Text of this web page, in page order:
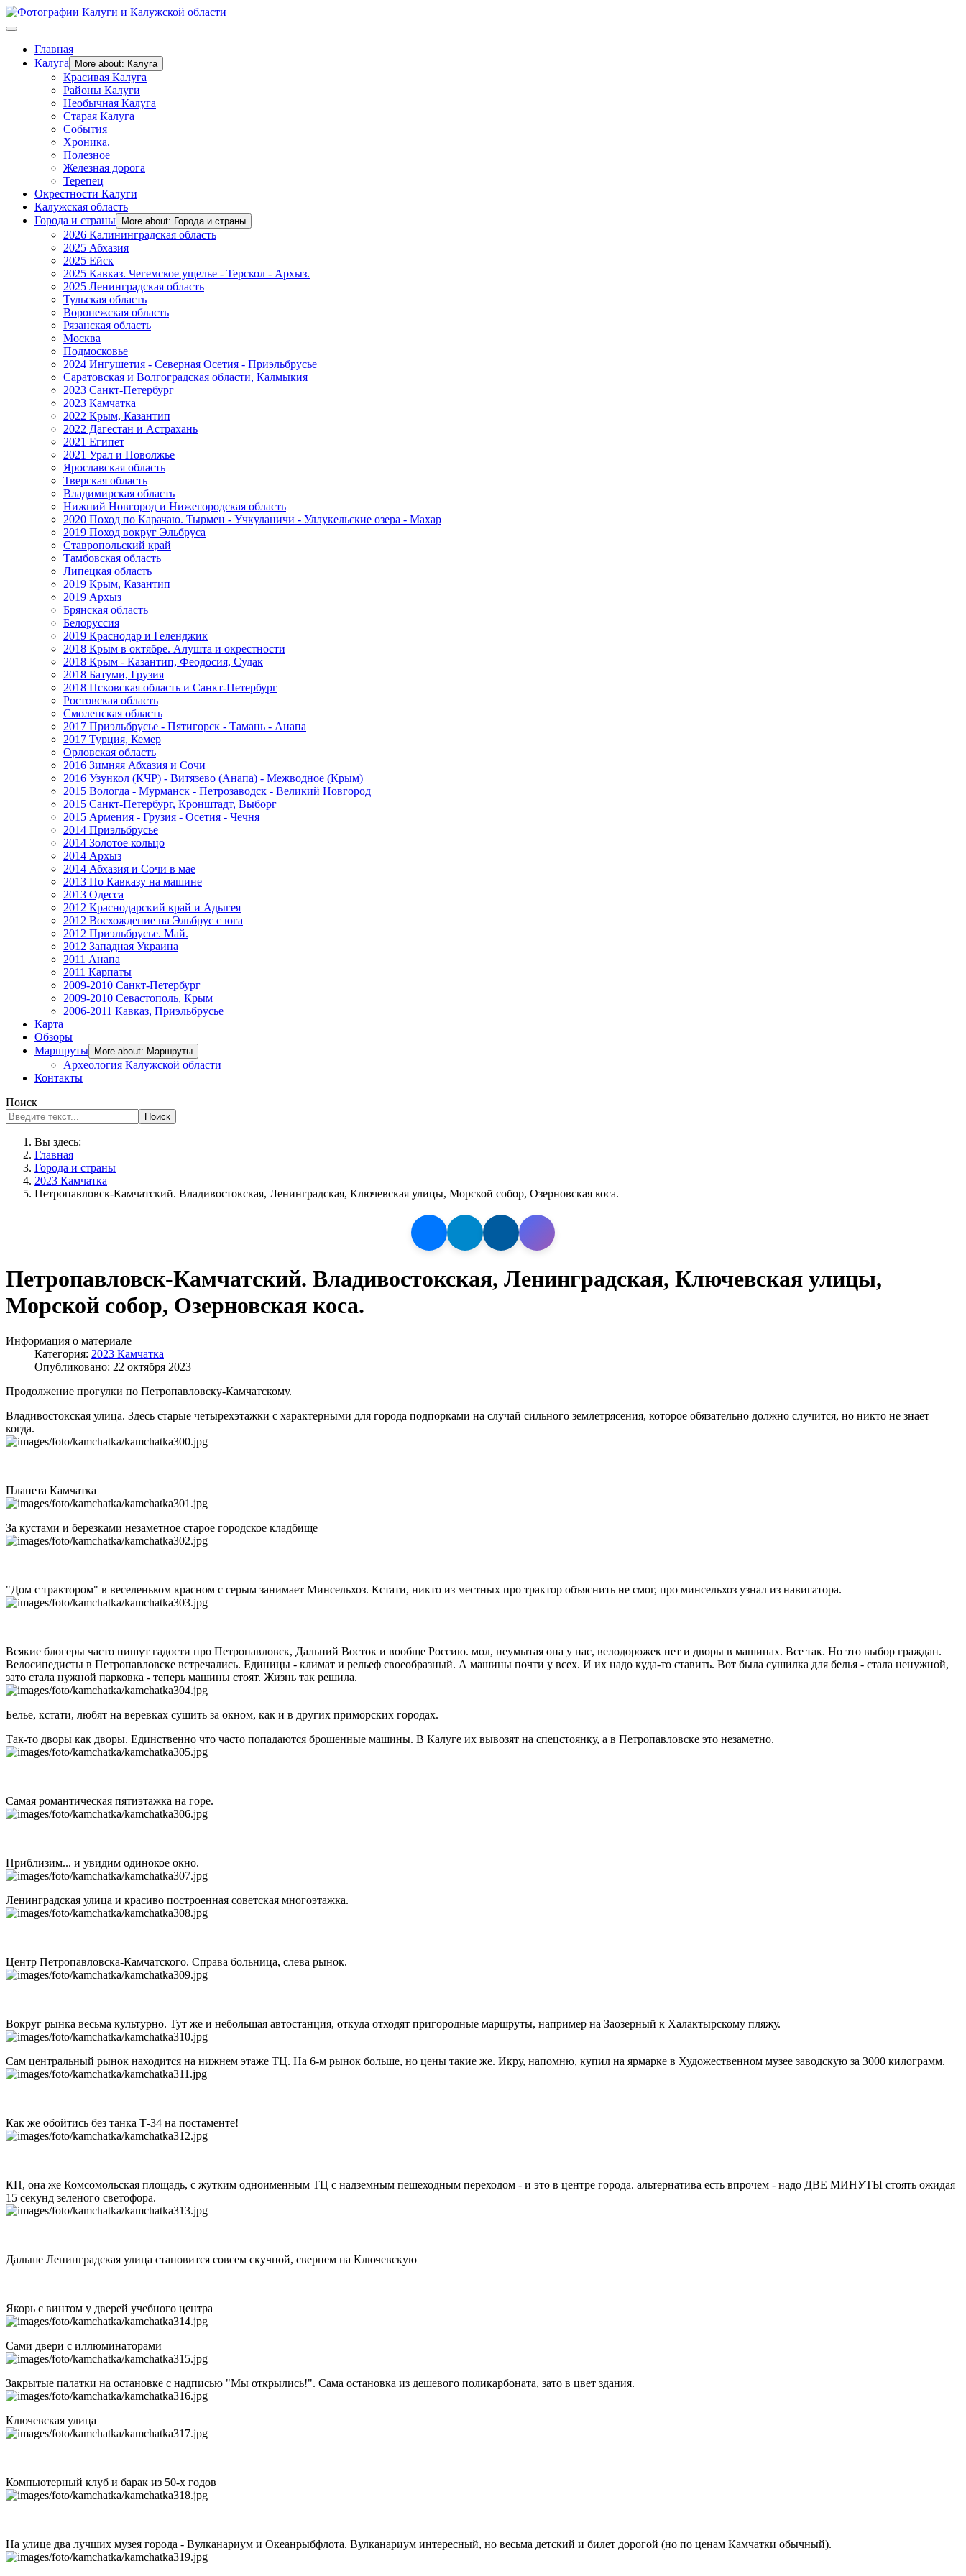
Главная
Калуга
More about: Калуга
Красивая Калуга
Районы Калуги
Необычная Калуга
Старая Калуга
События
Хроника.
Полезное
Железная дорога
Терепец
Окрестности Калуги
Калужская область
Города и страны
More about: Города и страны
2026 Калининградская область
2025 Абхазия
2025 Ейск
2025 Кавказ. Чегемское ущелье - Терскол - Архыз.
2025 Ленинградская область
Тульская область
Воронежская область
Рязанская область
Москва
Подмосковье
2024 Ингушетия - Северная Осетия - Приэльбрусье
Саратовская и Волгоградская области, Калмыкия
2023 Санкт-Петербург
2023 Камчатка
2022 Крым, Казантип
2022 Дагестан и Астрахань
2021 Египет
2021 Урал и Поволжье
Ярославская область
Тверская область
Владимирская область
Нижний Новгород и Нижегородская область
2020 Поход по Карачаю. Тырмен - Учкуланичи - Уллукельские озера - Махар
2019 Поход вокруг Эльбруса
Ставропольский край
Тамбовская область
Липецкая область
2019 Крым, Казантип
2019 Архыз
Брянская область
Белоруссия
2019 Краснодар и Геленджик
2018 Крым в октябре. Алушта и окрестности
2018 Крым - Казантип, Феодосия, Судак
2018 Батуми, Грузия
2018 Псковская область и Санкт-Петербург
Ростовская область
Смоленская область
2017 Приэльбрусье - Пятигорск - Тамань - Анапа
2017 Турция, Кемер
Орловская область
2016 Зимняя Абхазия и Сочи
2016 Узункол (КЧР) - Витязево (Анапа) - Межводное (Крым)
2015 Вологда - Мурманск - Петрозаводск - Великий Новгород
2015 Санкт-Петербург, Кронштадт, Выборг
2015 Армения - Грузия - Осетия - Чечня
2014 Приэльбрусье
2014 Золотое кольцо
2014 Архыз
2014 Абхазия и Сочи в мае
2013 По Кавказу на машине
2013 Одесса
2012 Краснодарский край и Адыгея
2012 Восхождение на Эльбрус с юга
2012 Приэльбрусье. Май.
2012 Западная Украина
2011 Анапа
2011 Карпаты
2009-2010 Санкт-Петербург
2009-2010 Севастополь, Крым
2006-2011 Кавказ, Приэльбрусье
Карта
Обзоры
Маршруты
More about: Маршруты
Археология Калужской области
Контакты
Поиск
Поиск
Вы здесь:
Главная
Города и страны
2023 Камчатка
Петропавловск-Камчатский. Владивостокская, Ленинградская, Ключевская улицы, Морской собор, Озерновская коса.
Петропавловск-Камчатский. Владивостокская, Ленинградская, Ключевская улицы,
Морской собор, Озерновская коса.
Информация о материале
Категория: 2023 Камчатка
Опубликовано: 22 октября 2023
Продолжение прогулки по Петропавловску-Камчатскому.
Владивостокская улица. Здесь старые четырехэтажки с характерными для города подпорками на случай сильного землетрясения, которое обязательно должно случится, но никто не знает
когда.
Планета Камчатка
За кустами и березками незаметное старое городское кладбище
"Дом с трактором" в веселеньком красном с серым занимает Минсельхоз. Кстати, никто из местных про трактор объяснить не смог, про минсельхоз узнал из навигатора.
Всякие блогеры часто пишут гадости про Петропавловск, Дальний Восток и вообще Россию. мол, неумытая она у нас, велодорожек нет и дворы в машинах. Все так. Но это выбор граждан.
Велосипедисты в Петропавловске встречались. Единицы - климат и рельеф своеобразный. А машины почти у всех. И их надо куда-то ставить. Вот была сушилка для белья - стала ненужной,
зато стала нужной парковка - теперь машины стоят. Жизнь так решила.
Белье, кстати, любят на веревках сушить за окном, как и в других приморских городах.
Так-то дворы как дворы. Единственно что часто попадаются брошенные машины. В Калуге их вывозят на спецстоянку, а в Петропавловске это незаметно.
Самая романтическая пятиэтажка на горе.
Приблизим... и увидим одинокое окно.
Ленинградская улица и красиво построенная советская многоэтажка.
Центр Петропавловска-Камчатского. Справа больница, слева рынок.
Вокруг рынка весьма культурно. Тут же и небольшая автостанция, откуда отходят пригородные маршруты, например на Заозерный к Халактырскому пляжу.
Сам центральный рынок находится на нижнем этаже ТЦ. На 6-м рынок больше, но цены такие же. Икру, напомню, купил на ярмарке в Художественном музее заводскую за 3000 килограмм.
Как же обойтись без танка Т-34 на постаменте!
КП, она же Комсомольская площадь, с жутким одноименным ТЦ с надземным пешеходным переходом - и это в центре города. альтернатива есть впрочем - надо ДВЕ МИНУТЫ стоять ожидая
15 секунд зеленого светофора.
Дальше Ленинградская улица становится совсем скучной, свернем на Ключевскую
Якорь с винтом у дверей учебного центра
Сами двери с иллюминаторами
Закрытые палатки на остановке с надписью "Мы открылись!". Сама остановка из дешевого поликарбоната, зато в цвет здания.
Ключевская улица
Компьютерный клуб и барак из 50-х годов
На улице два лучших музея города - Вулканариум и Океанрыбфлота. Вулканариум интересный, но весьма детский и билет дорогой (но по ценам Камчатки обычный).